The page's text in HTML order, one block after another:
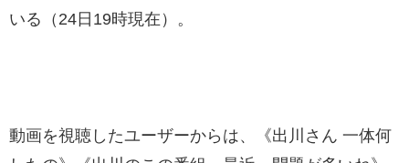
いる（24日19時現在）。
動画を視聴したユーザーからは、《出川さん 一体何